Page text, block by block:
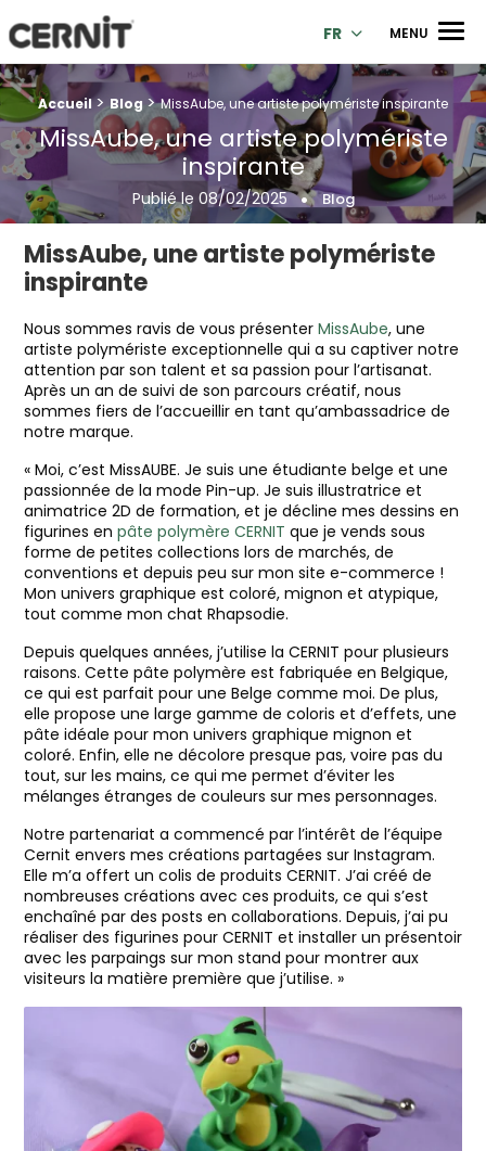
Cernit Une qualité haut de gamme pour des créations
FR MENU
Fil d'Ariane :
Accueil>Blog>MissAube, une artiste polymériste inspirante
MissAube, une artiste polymériste
inspirante
Publié le 08/02/2025 Blog
MissAube, une artiste polymériste
inspirante
Nous sommes ravis de vous présenter MissAube, une
artiste polymériste exceptionnelle qui a su captiver notre
attention par son talent et sa passion pour l’artisanat.
Après un an de suivi de son parcours créatif, nous
sommes fiers de l’accueillir en tant qu’ambassadrice de
notre marque.
« Moi, c’est MissAUBE. Je suis une étudiante belge et une
passionnée de la mode Pin-up. Je suis illustratrice et
animatrice 2D de formation, et je décline mes dessins en
figurines en pâte polymère CERNIT que je vends sous
forme de petites collections lors de marchés, de
conventions et depuis peu sur mon site e-commerce !
Mon univers graphique est coloré, mignon et atypique,
tout comme mon chat Rhapsodie.
Depuis quelques années, j’utilise la CERNIT pour plusieurs
raisons. Cette pâte polymère est fabriquée en Belgique,
ce qui est parfait pour une Belge comme moi. De plus,
elle propose une large gamme de coloris et d’effets, une
pâte idéale pour mon univers graphique mignon et
coloré. Enfin, elle ne décolore presque pas, voire pas du
tout, sur les mains, ce qui me permet d’éviter les
mélanges étranges de couleurs sur mes personnages.
Notre partenariat a commencé par l’intérêt de l’équipe
Cernit envers mes créations partagées sur Instagram.
Elle m’a offert un colis de produits CERNIT. J’ai créé de
nombreuses créations avec ces produits, ce qui s’est
enchaîné par des posts en collaborations. Depuis, j’ai pu
réaliser des figurines pour CERNIT et installer un présentoir
avec les parpaings sur mon stand pour montrer aux
visiteurs la matière première que j’utilise. »